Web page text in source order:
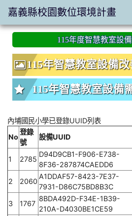
:::
115年度智慧教室設
115年智慧教室設備
115年智慧教室設備
內埔國民小學已登錄UUID列表
No
登錄
號
設備UUID
1
2785
D94D9CB1-F906-E738-
8F36-287874CAEDD6
2
2060
A1DDAF57-8423-7E37-
7931-D86C75BD8B3C
3
1767
8BDA492D-F34E-1B39-
210A-D4030BE1CE59
嘉義縣校園數位環境計畫